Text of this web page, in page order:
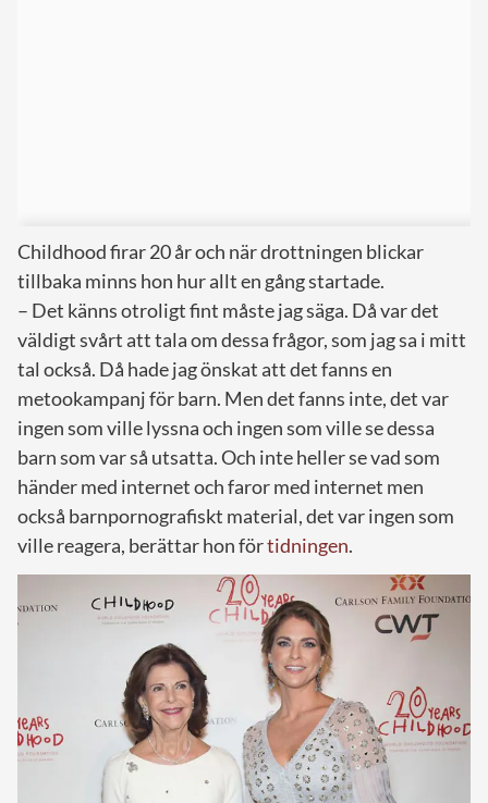
Childhood firar 20 år och när drottningen blickar
tillbaka minns hon hur allt en gång startade.
– Det känns otroligt fint måste jag säga. Då var det
väldigt svårt att tala om dessa frågor, som jag sa i mitt
tal också. Då hade jag önskat att det fanns en
metookampanj för barn. Men det fanns inte, det var
ingen som ville lyssna och ingen som ville se dessa
barn som var så utsatta. Och inte heller se vad som
händer med internet och faror med internet men
också barnpornografiskt material, det var ingen som
ville reagera, berättar hon förtidningen.